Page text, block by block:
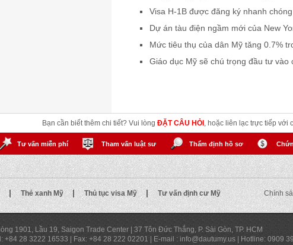
Visa H-1B được đăng ký nhanh chóng
Dự án tàu điện ngầm mới của New
Mức tiêu thụ của dân Mỹ tăng 0.7%
Giáo dục Mỹ sẽ chú trọng đầu tư vào
Bạn cần biết thêm chi tiết? Vui lòng ĐẶT CÂU HỎI , hoặc liên lạc trực tiếp với
Tư vấn miễn phí Tham vấn luật sư Thẩm định hồ sơ
| Thẻ xanh Mỹ | Thủ tục visa Mỹ | Tư vấn định cư Mỹ Chính
1901, Lầu 19, Saigon Trade Center
37 Tôn Đức Thắng, P. Sài Gòn, TP. HCM
+84 28 3222 16533
Fax: +84 28 222 02201 E-mail : info@dautumy.us Hotline: 0909